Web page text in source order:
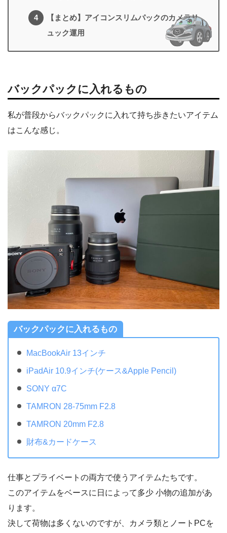
【まとめ】アイコンスリムパックのカメラリ
ュック運用
バックパックに入れるもの
私が普段からバックパックに入れて持ち歩きたいアイテム
はこんな感じ。
バックパックに入れるもの
MacBookAir 13インチ
iPadAir 10.9インチ(ケース&Apple Pencil)
SONY α7C
TAMRON 28-75mm F2.8
TAMRON 20mm F2.8
財布&カードケース
仕事とプライベートの両方で使うアイテムたちです。
このアイテムをベースに日によって多少 小物の追加があ
ります。
決して荷物は多くないのですが、カメラ類とノートPCを